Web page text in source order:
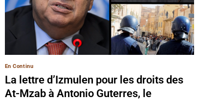
En Continu
La lettre d’Izmulen pour les droits des
At-Mzab à Antonio Guterres, le